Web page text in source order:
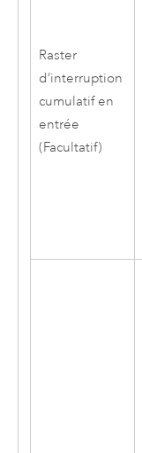
Raster
d’interruption
cumulatif en
entrée
(Facultatif)